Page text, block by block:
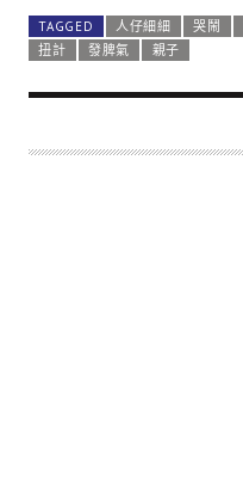
TAGGED 人仔細細 哭鬧
扭計
發脾氣 親子